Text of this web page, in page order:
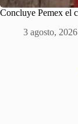
Concluye Pemex el
3 agosto, 2026